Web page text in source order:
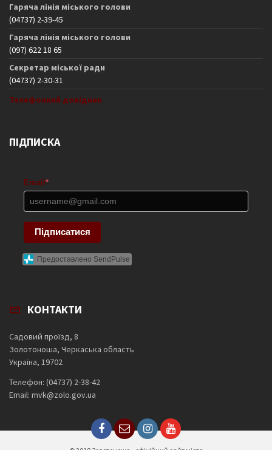
Гаряча лінія міського голови
(04737) 2-39-45
Гаряча лінія міського голови
(097) 622 18 65
Секретар міської ради
(04737) 2-30-31
Телефонний довідник
ПІДПИСКА
Email *
Підписатися
Предоставлено SendPulse
КОНТАКТИ
Садовий проїзд, 8
Золотоноша, Черкаська область
Україна, 19702
Телефон: (04737) 2-38-42
Email: mvk@zolo.gov.ua